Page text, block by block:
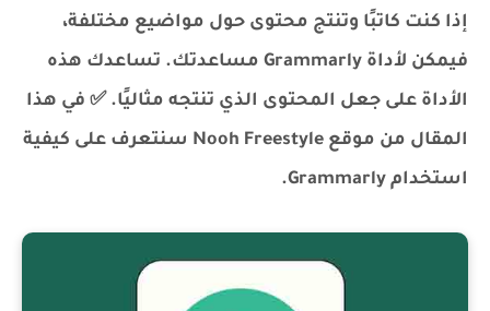
إذا كنت كاتبًا وتنتج محتوى حول مواضيع مختلفة،
فيمكن لأداة Grammarly مساعدتك. تساعدك هذه
الأداة على جعل المحتوى الذي تنتجه مثاليًا. ✅ في هذا
المقال من موقع Nooh Freestyle سنتعرف على كيفية
استخدام Grammarly.